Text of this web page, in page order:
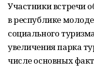
Участники встречи
в республике
социального
увеличения парка
числе основных